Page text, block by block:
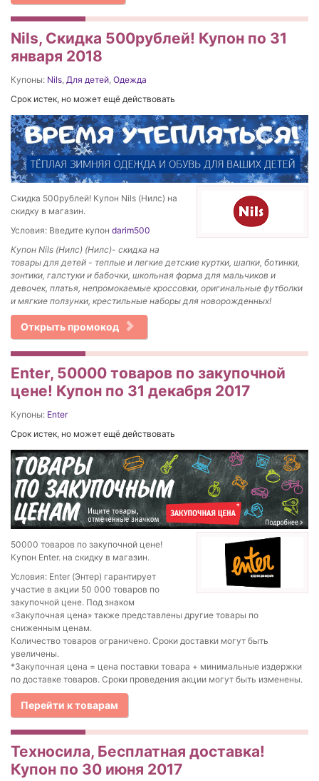
Nils, Скидка 500рублей! Купон по 31
января 2018
Купоны: Nils Для детей Одежда
Срок истек, но может ещё действовать
Скидка 500рублей! Купон Nils (Нилс) на
скидку в магазин.
Условия: Введите купон darim500
Купон Nils (Нилс) (Нилс)- скидка на
товары для детей - теплые и легкие детские куртки, шапки, ботинки,
зонтики, галстуки и бабочки, школьная форма для мальчиков и
девочек, платья, непромокаемые кроссовки, оригинальные футболки
и мягкие ползунки, крестильные наборы для новорожденных!
Открыть промокод
Enter, 50000 товаров по закупочной
цене! Купон по 31 декабря 2017
Купоны: Enter
Срок истек, но может ещё действовать
50000 товаров по закупочной цене!
Купон Enter. на скидку в магазин.
Условия: Enter (Энтер) гарантирует
участие в акции 50 000 товаров по
закупочной цене. Под знаком
«Закупочная цена» также представлены другие товары по
сниженным ценам.
Количество товаров ограничено. Сроки доставки могут быть
увеличены.
*Закупочная цена = цена поставки товара + минимальные издержки
по доставке товаров. Сроки проведения акции могут быть изменены.
Перейти к товарам
Техносила, Бесплатная доставка!
Купон по 30 июня 2017